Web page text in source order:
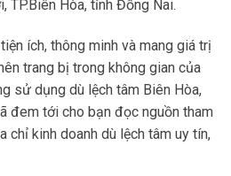
TP.Biên Hòa, tỉnh Đồng Nai.
ích, thông minh và mang giá trị
trang bị trong không gian của
sử dụng dù lệch tâm Biên Hòa,
đem tới cho bạn đọc nguồn tham
chỉ kinh doanh dù lệch tâm uy tín,